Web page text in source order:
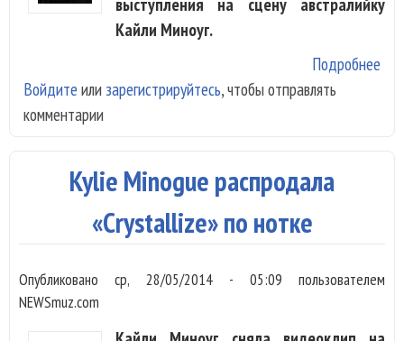
Кайли Миноуг.
Подробнее
Войдите или зарегистрируйтесь, чтобы отправлять
комментарии
Kylie Minogue распродала
«Crystallize» по нотке
Опубликованоср, 28/05/2014 - 05:09 пользователем
NEWSmuz.com